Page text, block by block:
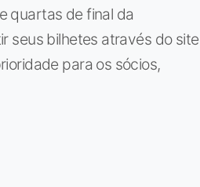
quartas de final da
seus bilhetes através do site
para os sócios,